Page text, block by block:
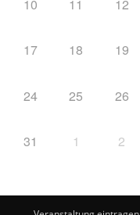
10 11 12
17 18 19
24 25 26
31 1 2